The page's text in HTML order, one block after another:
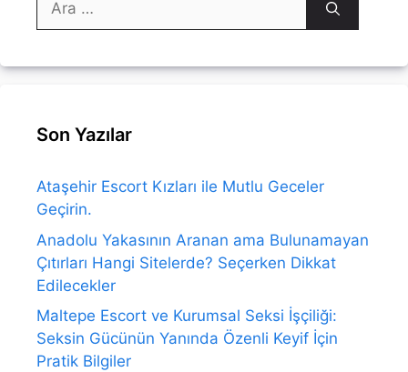
Son Yazılar
Ataşehir Escort Kızları ile Mutlu Geceler
Geçirin.
Anadolu Yakasının Aranan ama Bulunamayan
Çıtırları Hangi Sitelerde? Seçerken Dikkat
Edilecekler
Maltepe Escort ve Kurumsal Seksi İşçiliği:
Seksin Gücünün Yanında Özenli Keyif İçin
Pratik Bilgiler